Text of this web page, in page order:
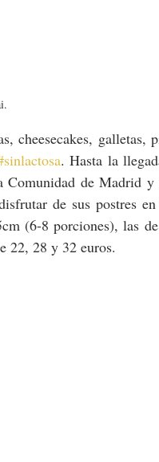
cheesecakes, galletas,
. Hasta la
Comunidad de Madrid y
de sus postres
(6-8 porciones), las
22, 28 y 32 euros.